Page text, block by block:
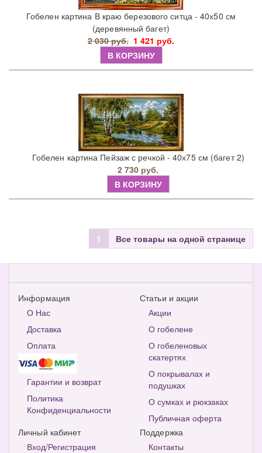
Гобелен картина В краю березового ситца - 40х50 см
(деревянный багет)
2 030 руб. 1 421 руб.
В КОРЗИНУ
Гобелен картина Пейзаж с речкой - 40х75 см (багет 2)
2 730 руб.
В КОРЗИНУ
1 Все товары на одной странице
Информация
О Нас
Доставка
Оплата
Гарантии и возврат
Политика
Конфиденциальности
Статьи и акции
Акции
О гобелене
О гобеленовых
скатертях
О покрывалах и
подушках
О сумках и рюкзаках
Публичная оферта
Личный кабинет
Вход/Регистрация
Поддержка
Контакты